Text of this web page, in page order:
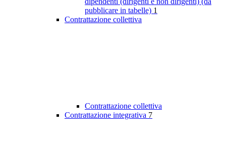
pubblicare in tabelle) 1
Contrattazione collettiva
Contrattazione collettiva
Contrattazione integrativa 7